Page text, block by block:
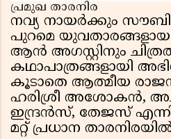
പ്രമുഖ താരനിര
നവ്യ നായർക്കും
പുറമെ
ആൻ അഗസ്റ്റിനും
കഥാപാത്രങ്ങളായി
കൂടാതെ ആത്മീയ
ഹരിശ്രീ അശോകൻ,
ഇന്ദ്രൻസ്, തേജസ്
മറ്റ് പ്രധാന